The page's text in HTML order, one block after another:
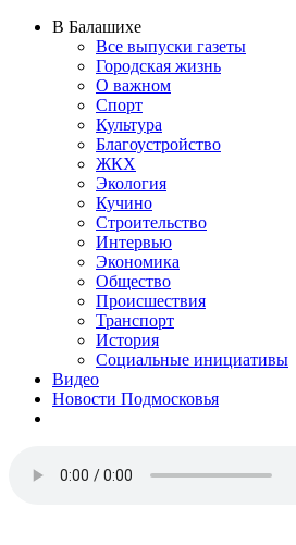
В Балашихе
Все выпуски газеты
Городская жизнь
О важном
Спорт
Культура
Благоустройство
ЖКХ
Экология
Кучино
Строительство
Интервью
Экономика
Общество
Происшествия
Транспорт
История
Социальные инициативы
Видео
Новости Подмосковья